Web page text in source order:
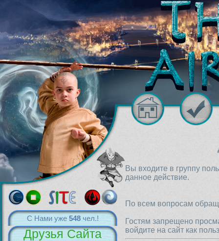
С Нами уже 548чел.!
Друзья Сайта
Вы входите в группу
данное действие.
По всем вопросам
Гостям запрещено
войдите на сайт как